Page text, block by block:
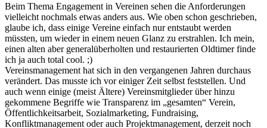
Beim Thema Engagement in Vereinen sehen die Anforderungen
vielleicht nochmals etwas anders aus. Wie oben schon geschrieben,
glaube ich, dass einige Vereine einfach nur entstaubt werden
müssten, um wieder in einem neuen Glanz zu erstrahlen. Ich mein,
einen alten aber generalüberholten und restaurierten Oldtimer finde
ich ja auch total cool. ;)
Vereinsmanagement hat sich in den vergangenen Jahren durchaus
verändert. Das musste ich vor einiger Zeit selbst feststellen. Und
auch wenn einige (meist Ältere) Vereinsmitglieder über hinzu
gekommene Begriffe wie Transparenz im „gesamten“ Verein,
Öffentlichkeitsarbeit, Sozialmarketing, Fundraising,
Konfliktmanagement oder auch Projektmanagement, derzeit noch